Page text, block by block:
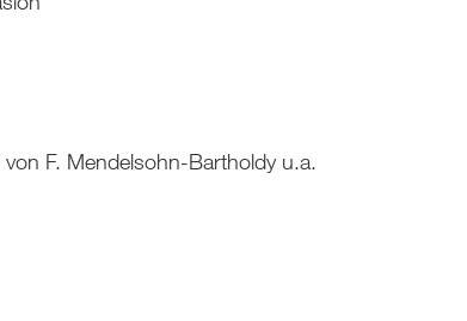
F. Mendelsohn-Bartholdy u.a.